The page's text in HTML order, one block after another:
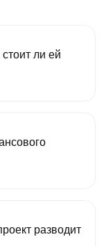
ли ей
разводит